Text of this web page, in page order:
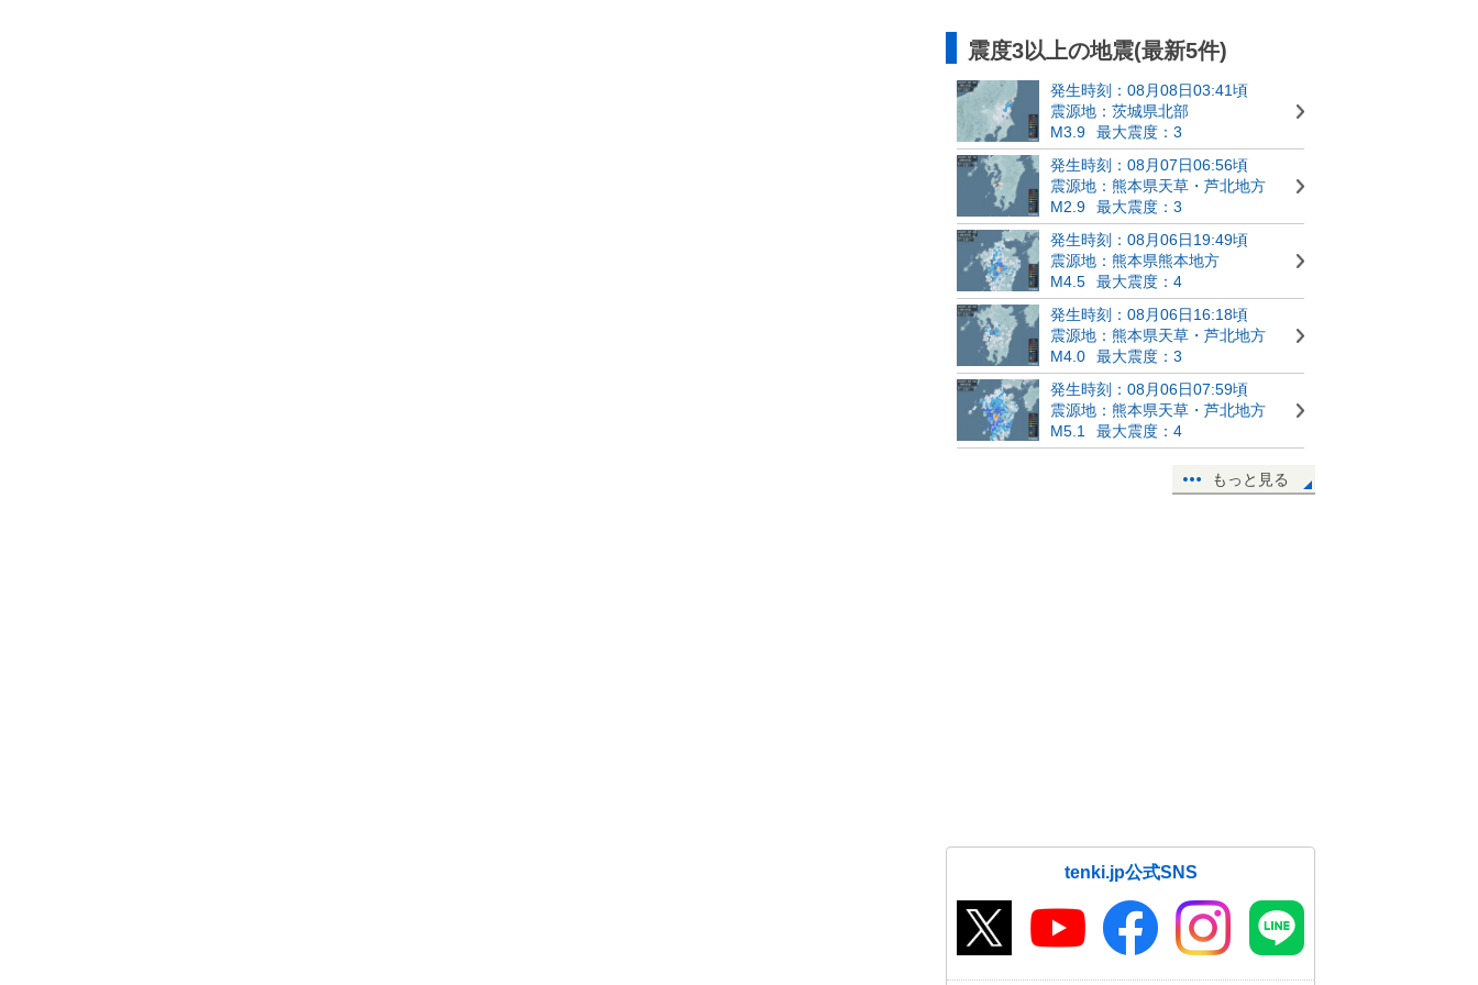
震度3以上の地震(最新5件)
発生時刻：08月08日03:41頃
震源地：茨城県北部
M3.9
最大震度：3
発生時刻：08月07日06:56頃
震源地：熊本県天草・芦北地方
M2.9
最大震度：3
発生時刻：08月06日19:49頃
震源地：熊本県熊本地方
M4.5
最大震度：4
発生時刻：08月06日16:18頃
震源地：熊本県天草・芦北地方
M4.0
最大震度：3
発生時刻：08月06日07:59頃
震源地：熊本県天草・芦北地方
M5.1
最大震度：4
もっと見る
tenki.jp公式SNS